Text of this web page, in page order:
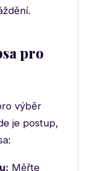
pro
výběr
je postup,
Měřte